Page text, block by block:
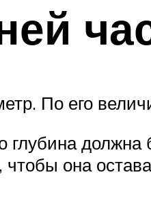
По его
глубина
она